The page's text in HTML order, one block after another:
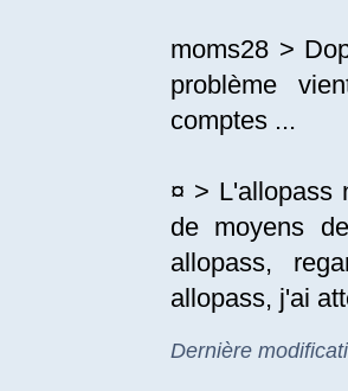
moms28 >
problème
comptes ...
¤ > L'allopass
de moyens
allopass,
allopass, j'ai
Dernière